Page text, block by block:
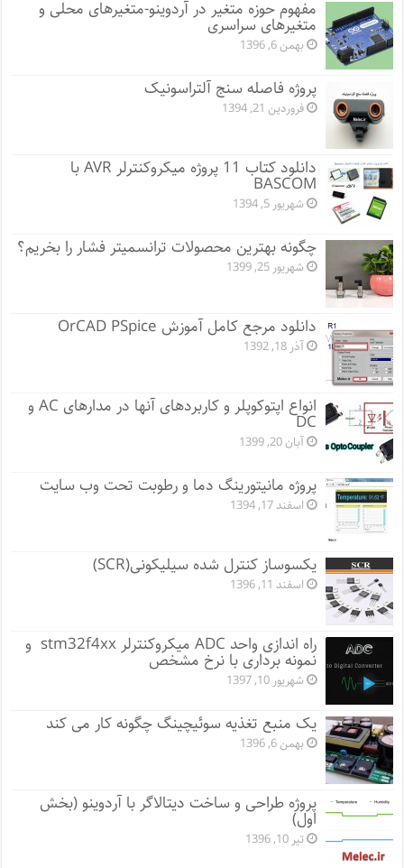
مفهوم حوزه متغیر در آردوینو-متغیرهای محلی و
متغیرهای سراسری
بهمن 6, 1396
پروژه فاصله سنج آلتراسونیک
فروردین 21, 1394
دانلود کتاب 11 پروژه میکروکنترلر AVR با
BASCOM
شهریور 5, 1394
چگونه بهترین محصولات ترانسمیتر فشار را بخریم؟
شهریور 25, 1399
دانلود مرجع کامل آموزش OrCAD PSpice
آذر 18, 1392
انواع اپتوکوپلر و کاربردهای آنها در مدارهای AC و
DC
آبان 20, 1399
پروژه مانيتورينگ دما و رطوبت تحت وب سایت
اسفند 17, 1394
یکسوساز کنترل شده سیلیکونی(SCR)
اسفند 11, 1396
راه اندازی واحد ADC میکروکنترلر stm32f4xx و
نمونه برداری با نرخ مشخص
شهریور 10, 1397
یک منبع تغذیه سوئیچینگ چگونه کار می کند
بهمن 6, 1396
پروژه طراحی و ساخت دیتالاگر با آردوینو (بخش
اول)
تیر 10, 1396